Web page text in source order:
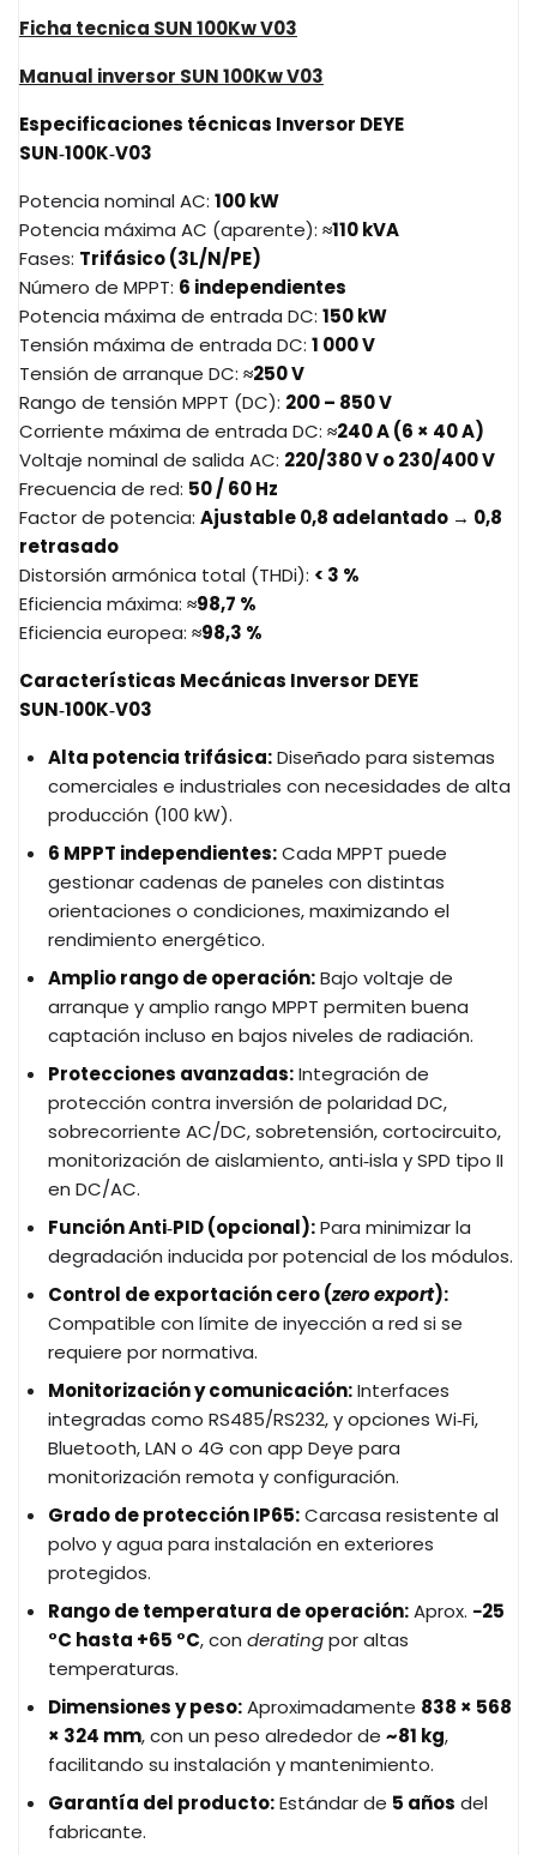
Ficha tecnica SUN 100Kw V03
Manual inversor SUN 100Kw V03
Especificaciones técnicas Inversor DEYE
SUN‑100K‑V03
Potencia nominal AC: 100kW
Potencia máxima AC (aparente): ≈110kVA
Fases: Trifásico (3L/N/PE)
Número de MPPT: 6 independientes
Potencia máxima de entrada DC: 150kW
Tensión máxima de entrada DC: 1 000V
Tensión de arranque DC: ≈250V
Rango de tensión MPPT (DC): 200– 850V
Corriente máxima de entrada DC: ≈240A (6 × 40A)
Voltaje nominal de salida AC: 220/380V o 230/400V
Frecuencia de red: 50/60Hz
Factor de potencia: Ajustable 0,8 adelantado → 0,8
retrasado
Distorsión armónica total (THDi): < 3 %
Eficiencia máxima: ≈98,7 %
Eficiencia europea: ≈98,3 %
Características Mecánicas Inversor DEYE
SUN‑100K‑V03
Alta potencia trifásica:Diseñado para sistemas
comerciales e industriales con necesidades de alta
producción (100 kW).
6 MPPT independientes:Cada MPPT puede
gestionar cadenas de paneles con distintas
orientaciones o condiciones, maximizando el
rendimiento energético.
Amplio rango de operación:Bajo voltaje de
arranque y amplio rango MPPT permiten buena
captación incluso en bajos niveles de radiación.
Protecciones avanzadas:Integración de
protección contra inversión de polaridad DC,
sobrecorriente AC/DC, sobretensión, cortocircuito,
monitorización de aislamiento, anti‑isla y SPD tipo II
en DC/AC.
Función Anti‑PID (opcional):Para minimizar la
degradación inducida por potencial de los módulos.
Control de exportación cero (zero export):
Compatible con límite de inyección a red si se
requiere por normativa.
Monitorización y comunicación:Interfaces
integradas como RS485/RS232, y opciones Wi‑Fi,
Bluetooth, LAN o 4G con app Deye para
monitorización remota y configuración.
Grado de protección IP65:Carcasa resistente al
polvo y agua para instalación en exteriores
protegidos.
Rango de temperatura de operación:Aprox. −25
°C hasta +65 °C, con deratingpor altas
temperaturas.
Dimensiones y peso:Aproximadamente 838 × 568
× 324 mm, con un peso alrededor de ~81 kg,
facilitando su instalación y mantenimiento.
Garantía del producto:Estándar de 5 años del
fabricante.